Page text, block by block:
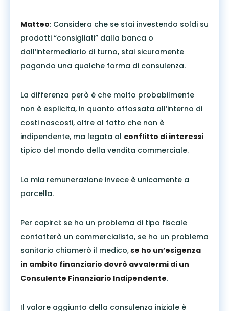
Matteo: Considera che se stai investendo soldi su
prodotti “consigliati” dalla banca o
dall’intermediario di turno, stai sicuramente
pagando una qualche forma di consulenza.
La differenza però è che molto probabilmente
non è esplicita, in quanto affossata all’interno di
costi nascosti, oltre al fatto che non è
indipendente, ma legata al conflitto di interessi
tipico del mondo della vendita commerciale.
La mia remunerazione invece è unicamente a
parcella.
Per capirci: se ho un problema di tipo fiscale
contatterò un commercialista, se ho un problema
sanitario chiamerò il medico,se ho un’esigenza
in ambito finanziario dovrò avvalermi di un
Consulente Finanziario Indipendente.
Il valore aggiunto della consulenza iniziale è